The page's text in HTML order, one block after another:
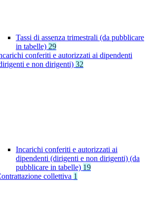
Tassi di assenza trimestrali (da pubblicare
in tabelle) 29
conferiti e autorizzati ai dipendenti
e non dirigenti) 32
Incarichi conferiti e autorizzati ai
dipendenti (dirigenti e non dirigenti) (da
pubblicare in tabelle) 19
collettiva 1